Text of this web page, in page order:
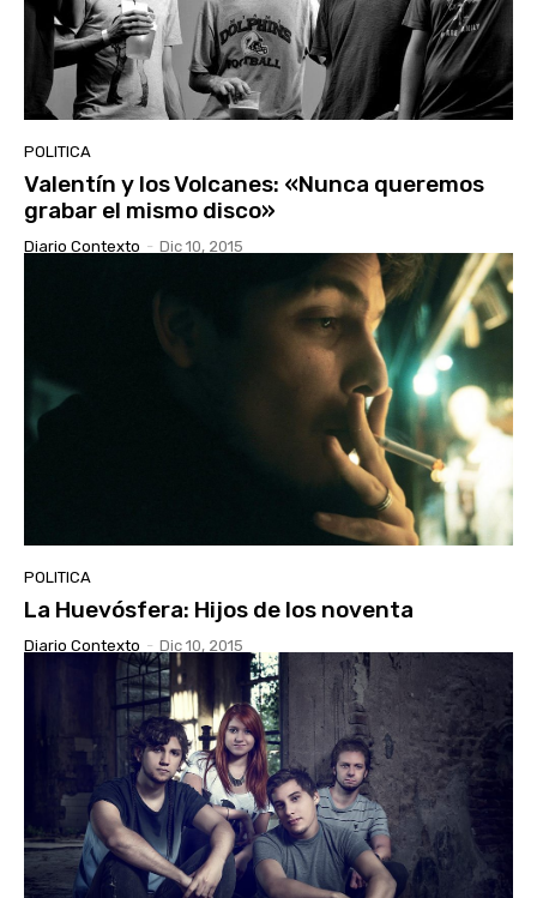
POLITICA
Valentín y los Volcanes: «Nunca queremos
grabar el mismo disco»
Diario Contexto - Dic 10, 2015
POLITICA
La Huevósfera: Hijos de los noventa
Diario Contexto - Dic 10, 2015